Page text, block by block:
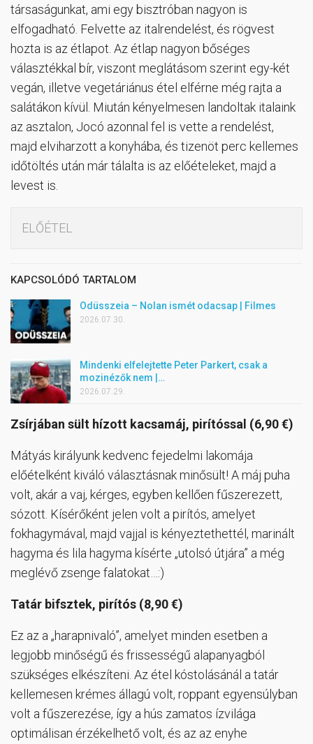
társaságunkat, ami egy bisztróban nagyon is
elfogadható. Felvette az italrendelést, és rögvest
hozta is az étlapot. Az étlap nagyon bőséges
választékkal bír, viszont meglátásom szerint egy-két
vegán, illetve vegetáriánus étel elférne még rajta a
salátákon kívül. Miután kényelmesen landoltak italaink
az asztalon, Jocó azonnal fel is vette a rendelést,
majd elviharzott a konyhába, és tizenöt perc kellemes
időtöltés után már tálalta is az előételeket, majd a
levest is.
ELŐÉTEL
KAPCSOLÓDÓ TARTALOM
Odüsszeia – Nolan ismét odacsap | Filmes
2026.07.30.
Mindenki elfelejtette Peter Parkert, csak a
mozinézők nem |…
2026.07.29.
Zsírjában sült hízott kacsamáj, pirítóssal (6,90 €)
Mátyás királyunk kedvenc fejedelmi lakomája
előételként kiváló választásnak minősült! A máj puha
volt, akár a vaj, kérges, egyben kellően fűszerezett,
sózott. Kísérőként jelen volt a pirítós, amelyet
fokhagymával, majd vajjal is kényeztethettél, marinált
hagyma és lila hagyma kísérte „utolsó útjára” a még
meglévő zsenge falatokat…:)
Tatár bifsztek, pirítós (8,90 €)
Ez az a „harapnivaló”, amelyet minden esetben a
legjobb minőségű és frissességű alapanyagból
szükséges elkészíteni. Az étel kóstolásánál a tatár
kellemesen krémes állagú volt, roppant egyensúlyban
volt a fűszerezése, így a hús zamatos ízvilága
optimálisan érzékelhető volt, és az az enyhe